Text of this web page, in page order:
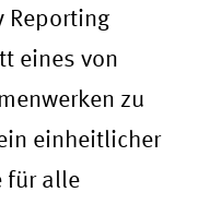
Reporting
eines von
zu
einheitlicher
für alle